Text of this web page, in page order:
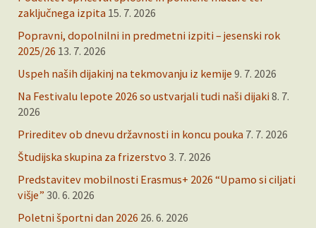
zaključnega izpita 15. 7. 2026
Popravni, dopolnilni in predmetni izpiti – jesenski rok
2025/26 13. 7. 2026
Uspeh naših dijakinj na tekmovanju iz kemije 9. 7. 2026
Na Festivalu lepote 2026 so ustvarjali tudi naši dijaki 8. 7.
2026
Prireditev ob dnevu državnosti in koncu pouka 7. 7. 2026
Študijska skupina za frizerstvo 3. 7. 2026
Predstavitev mobilnosti Erasmus+ 2026 “Upamo si ciljati
višje” 30. 6. 2026
Poletni športni dan 2026 26. 6. 2026